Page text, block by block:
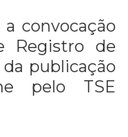
convocação
Registro de
publicação
pelo TSE